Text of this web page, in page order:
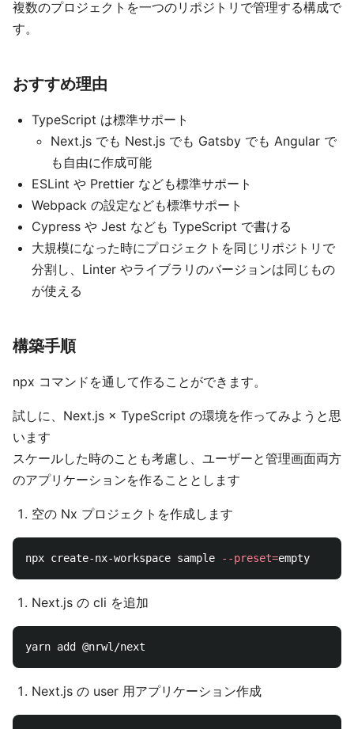
複数のプロジェクトを一つのリポジトリで管理する構成で
す。
おすすめ理由
TypeScript は標準サポート
Next.js でも Nest.js でも Gatsby でも Angular で
も自由に作成可能
ESLint や Prettier なども標準サポート
Webpack の設定なども標準サポート
Cypress や Jest なども TypeScript で書ける
大規模になった時にプロジェクトを同じリポジトリで
分割し、Linter やライブラリのバージョンは同じもの
が使える
構築手順
npx コマンドを通して作ることができます。
試しに、Next.js × TypeScript の環境を作ってみようと思
います
スケールした時のことも考慮し、ユーザーと管理画面両方
のアプリケーションを作ることとします
空の Nx プロジェクトを作成します
npx create-nx-workspace sample --preset=
Next.js の cli を追加
Next.js の user 用アプリケーション作成